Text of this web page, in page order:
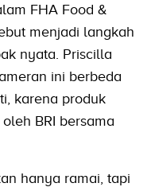
FHA Food &
menjadi langkah
nyata. Priscilla
ini berbeda
karena produk
BRI bersama
hanya ramai, tapi